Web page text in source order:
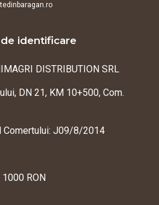
identificare
DISTRIBUTION SRL
DN 21, KM 10+500, Com.
Comertului: J09/8/2014
1000 RON